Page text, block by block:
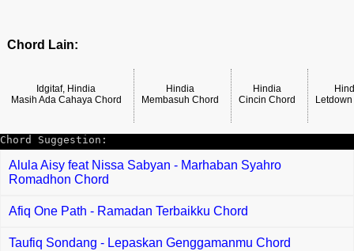
Chord Lain:
Idgitaf, Hindia
Masih Ada Cahaya Chord
Hindia
Membasuh Chord
Hindia
Cincin Chord
Chord Suggestion:
Alula Aisy feat Nissa Sabyan - Marhaban Syahro
Romadhon Chord
Afiq One Path - Ramadan Terbaikku Chord
Taufiq Sondang - Lepaskan Genggamanmu Chord